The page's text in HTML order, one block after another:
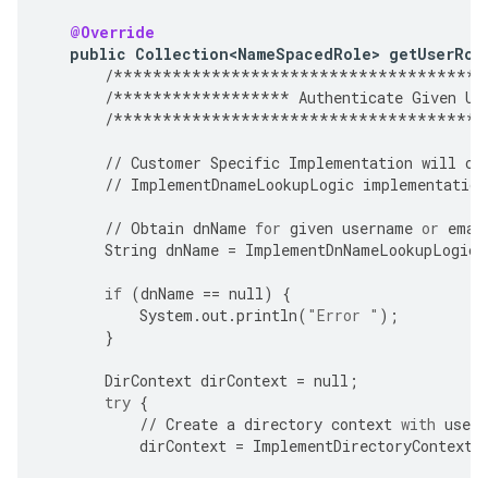
@Override
public Collection<NameSpacedRole>
/
/****************** Authenticate Given
/
// Customer Specific Implementation will
// ImplementDnameLookupLogic implementation
// Obtain dnName for given username or
String dnName = ImplementDnNameLookupLogic
if (dnName == null)
{
System .out.println( "Error " );
}
DirContext dirContext = null ;
try {
// Create a directory context with
dirContext =